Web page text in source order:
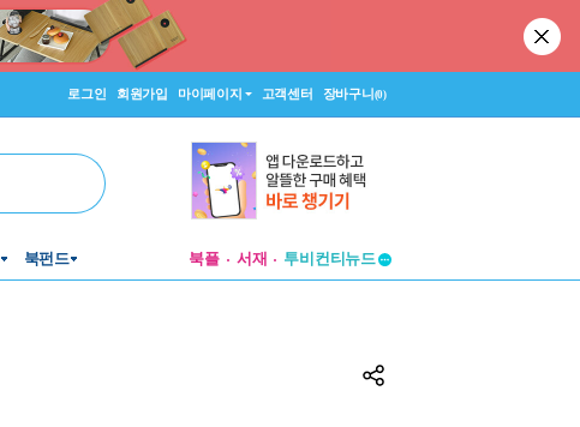
로그인 회원가입 마이페이지 고객센터 장바구니(0)
북펀드 북플 서재
투비컨티뉴드